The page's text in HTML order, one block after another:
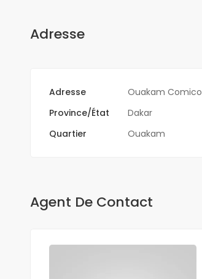
Adresse
Adresse
Ouakam Comico
Province/État
Dakar
Quartier
Ouakam
Agent De Contact